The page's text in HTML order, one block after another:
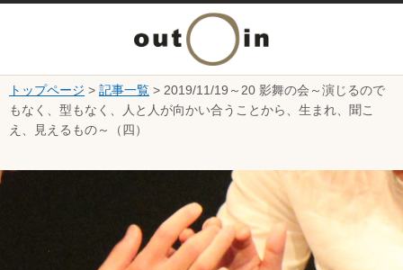
本文へ
ニ
ュ
ー
開
トップページ > 記事一覧 > 2019/11/19～20 影舞の会～演じるので
もなく、型もなく、人と人が向かい合うことから、生まれ、聞こ
え、見えるもの～（四）